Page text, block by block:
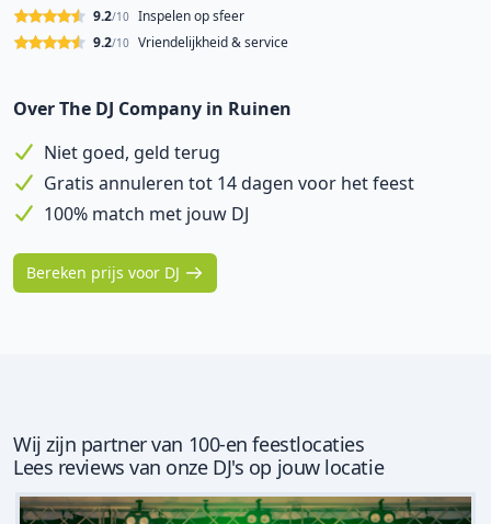
Inspelen op sfeer
9.2/10
Vriendelijkheid & service
9.2/10
Over The DJ Company in Ruinen
Niet goed, geld terug
Gratis annuleren tot 14 dagen voor het feest
100% match met jouw DJ
Bereken prijs voor DJ
Wij zijn partner van 100-en feestlocaties
Lees reviews van onze DJ's op jouw locatie